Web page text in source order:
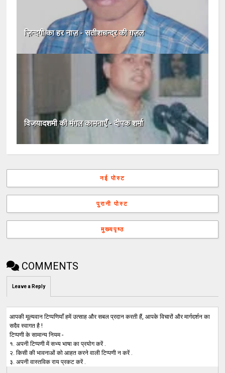
ज़िन्दगी का हर नाज़ - सतीशचन्द्र की ग़ज़ल
विजयादशमी की मंगल कामनाएँ - दीपक शर्मा
नई पोस्ट
पुरानी पोस्ट
मुख्यपृष्ठ
COMMENTS
Leave a Reply
आपकी मूल्यवान टिप्पणियाँ हमें उत्साह और सबल प्रदान करती हैं, आपके विचारों और मार्गदर्शन का
सदैव स्वागत है !
टिप्पणी के सामान्य नियम -
१. अपनी टिप्पणी में सभ्य भाषा का प्रयोग करें .
२. किसी की भावनाओं को आहत करने वाली टिप्पणी न करें .
३. अपनी वास्तविक राय प्रकट करें .